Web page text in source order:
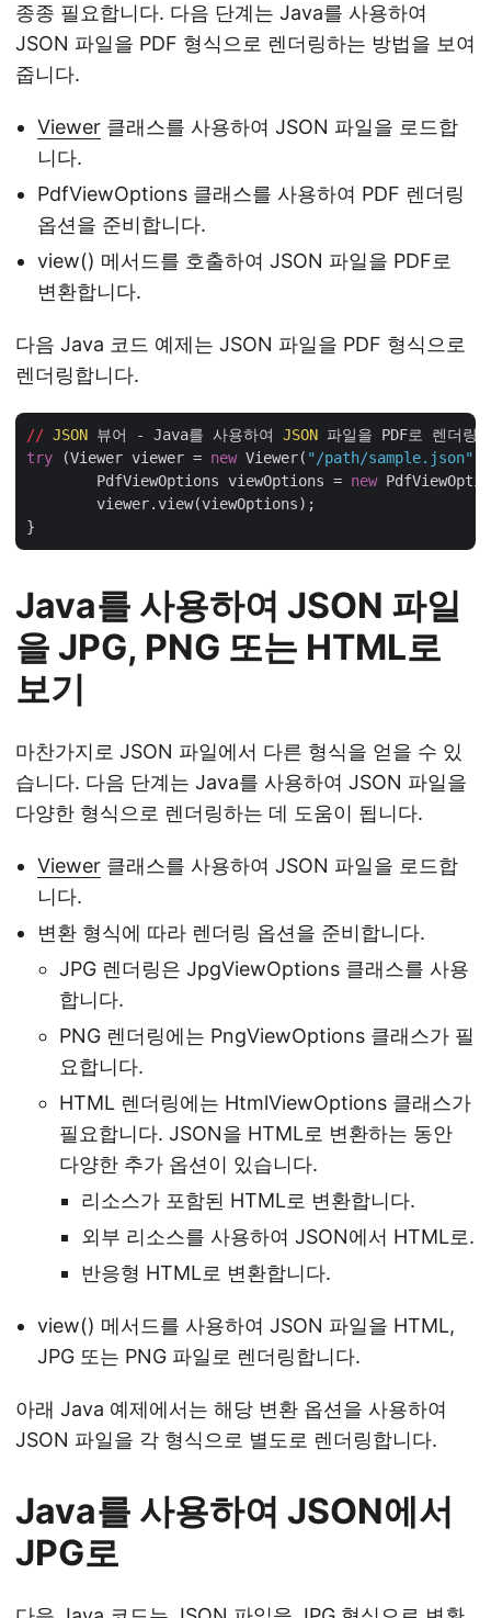
종종 필요합니다. 다음 단계는 Java를 사용하여
JSON 파일을 PDF 형식으로 렌더링하는 방법을 보여
줍니다.
Viewer 클래스를 사용하여 JSON 파일을 로드합
니다.
PdfViewOptions 클래스를 사용하여 PDF 렌더링
옵션을 준비합니다.
view() 메서드를 호출하여 JSON 파일을 PDF로
변환합니다.
다음 Java 코드 예제는 JSON 파일을 PDF 형식으로
렌더링합니다.
// JSON 뷰어 - Java를 사용하여 JSON
try (Viewer viewer = new Viewer( "/path/sample.json"
	PdfViewOptions viewOptions =
new
Java를 사용하여 JSON 파일
을 JPG, PNG 또는 HTML로
보기
마찬가지로 JSON 파일에서 다른 형식을 얻을 수 있
습니다. 다음 단계는 Java를 사용하여 JSON 파일을
다양한 형식으로 렌더링하는 데 도움이 됩니다.
Viewer 클래스를 사용하여 JSON 파일을 로드합
니다.
변환 형식에 따라 렌더링 옵션을 준비합니다.
JPG 렌더링은 JpgViewOptions 클래스를 사용
합니다.
PNG 렌더링에는 PngViewOptions 클래스가 필
요합니다.
HTML 렌더링에는 HtmlViewOptions 클래스가
필요합니다. JSON을 HTML로 변환하는 동안
다양한 추가 옵션이 있습니다.
리소스가 포함된 HTML로 변환합니다.
외부 리소스를 사용하여 JSON에서 HTML로.
반응형 HTML로 변환합니다.
view() 메서드를 사용하여 JSON 파일을 HTML,
JPG 또는 PNG 파일로 렌더링합니다.
아래 Java 예제에서는 해당 변환 옵션을 사용하여
JSON 파일을 각 형식으로 별도로 렌더링합니다.
Java를 사용하여 JSON에서
JPG로